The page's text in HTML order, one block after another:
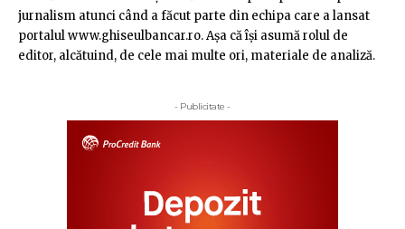
jurnalism atunci când a făcut parte din echipa care a lansat
portalul www.ghiseulbancar.ro. Așa că îşi asumă rolul de
editor, alcătuind, de cele mai multe ori, materiale de analiză.
- Publicitate -